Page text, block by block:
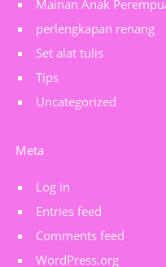
Mainan Anak
perlengkapan renang
Set alat tulis
Tips
Uncategorized
Meta
Log in
Entries feed
Comments feed
WordPress.org